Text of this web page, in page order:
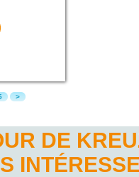
>
DE